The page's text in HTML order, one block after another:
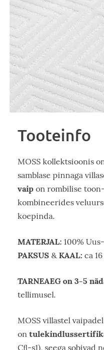
Tooteinfo
MOSS kollektsioonis
samblase pinnaga
vaip on rombilise
kombineerides
koepinda.
MATERJAL: 100%
PAKSUS & KAAL: ca
TARNEAEG on 3-5
tellimusel.
MOSS villastel vaipadel
on
Cﬂ-s1), seega sobivad